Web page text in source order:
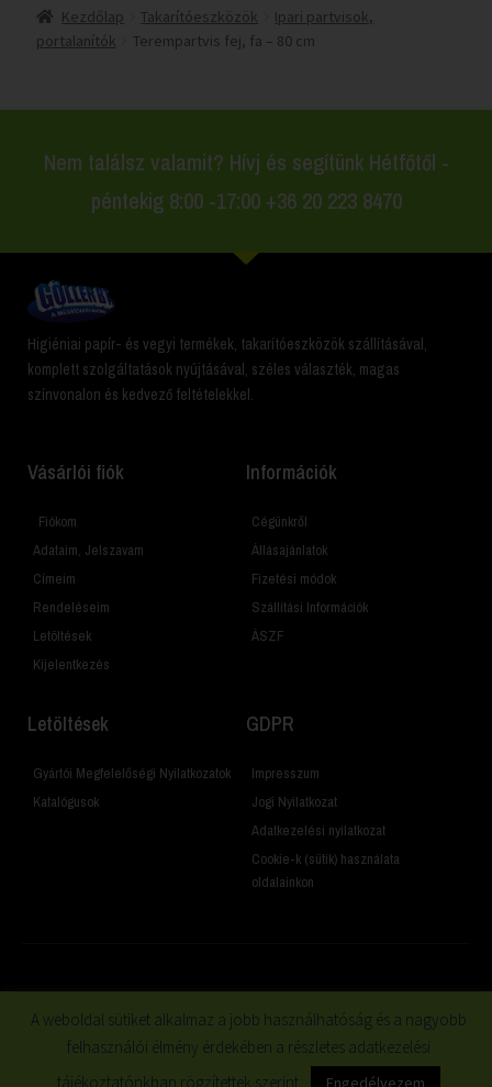
Kezdőlap Takarítóeszközök
Ipari partvisok,
portalanítók
Terempartvis fej, fa – 80 cm
Nem találsz valamit? Hívj és segítünk Hétfőtől -
péntekig 8:00 -17:00 +36 20 223 8470
Higiéniai papír- és vegyi termékek, takarítóeszközök szállításával,
komplett szolgáltatások nyújtásával, széles választék, magas
színvonalon és kedvező feltételekkel.
Vásárlói fiók
Fiókom
Adataim, Jelszavam
Címeim
Rendeléseim
Letöltések
Kijelentkezés
Információk
Cégünkről
Állásajánlatok
Fizetési módok
Szállítási Információk
ÁSZF
Letöltések
Gyártói Megfelelőségi Nyilatkozatok
Katalógusok
GDPR
Impresszum
Jogi Nyilatkozat
Adatkezelési nyilatkozat
Cookie-k (sütik) használata
oldalainkon
A weboldal sütiket alkalmaz a jobb használhatóság és a nagyobb
felhasználói élmény érdekében a részletes adatkezelési
tájékoztatónkban rögzítettek szerint.
Engedélyezem